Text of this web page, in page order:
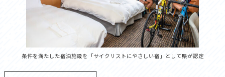
条件を満たした宿泊施設を「サイクリストにやさしい宿」として県が認定